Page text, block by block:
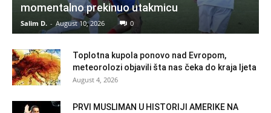
momentalno prekinuo utakmicu
Salim D. - August 10, 2026 0
Toplotna kupola ponovo nad Evropom,
meteorolozi objavili šta nas čeka do kraja ljeta
August 4, 2026
PRVI MUSLIMAN U HISTORIJI AMERIKE NA